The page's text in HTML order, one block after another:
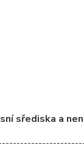
sřediska a